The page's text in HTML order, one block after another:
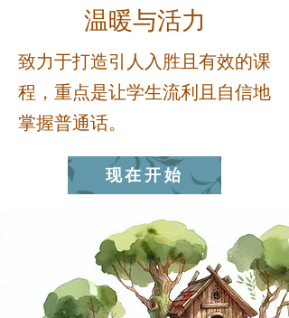
温暖与活力
致力于打造引人入胜且有效的课
程，重点是让学生流利且自信地
掌握普通话。
现在开始